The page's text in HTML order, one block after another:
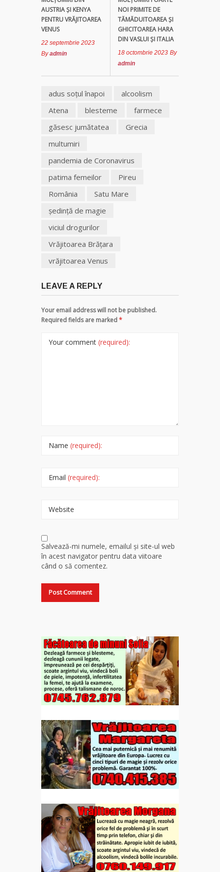
AUSTRIA ȘI KENYA
PENTRU VRĂJITOAREA
VENUS
22 septembrie 2023
Byadmin
NOI PRIMITE DE
TĂMĂDUITOAREA ȘI
GHICITOAREA HARA
DIN VASLUI ȘI ITALIA
18 octombrie 2023 By
admin
adus soţul înapoi
alcoolism
Atena
blesteme
farmece
găsesc jumătatea
Grecia
multumiri
pandemia de Coronavirus
patima femeilor
Pireu
România
Satu Mare
şedinţă de magie
viciul drogurilor
Vrăjitoarea Brăţara
vrăjitoarea Venus
LEAVE A REPLY
Your email address will not be published.
Required fields are marked*
Your comment (required):
Name (required):
Email (required):
Website
Salvează-mi numele, emailul și site-ul web
în acest navigator pentru data viitoare
când o să comentez.